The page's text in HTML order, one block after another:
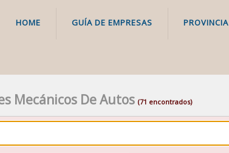
HOME GUÍA DE EMPRESAS PROVINCIA
Mecánicos De Autos(71 encontrados)